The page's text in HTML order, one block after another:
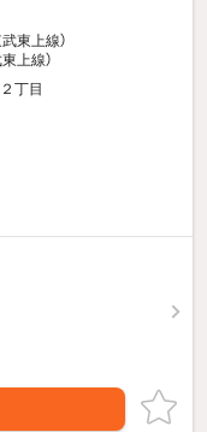
武東上線）
上線）
丁目